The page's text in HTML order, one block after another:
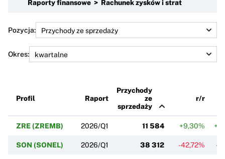
Raporty finansowe > Rachunek zysków i strat
Pozycja:
Okres:
Profil Raport
Przychody
ze
sprzedaży
r/r
ZRE (ZREMB) 2026/Q1 11 584 +9,30%
SON (SONEL) 2026/Q1 38 312 -42,72% -